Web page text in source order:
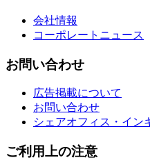
会社情報
コーポレートニュース
お問い合わせ
広告掲載について
お問い合わせ
シェアオフィス・イン
ご利用上の注意